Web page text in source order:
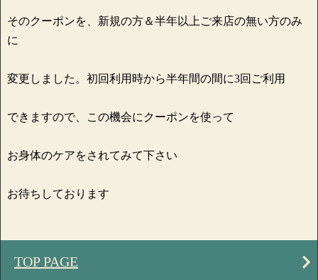
そのクーポンを、新規の方＆半年以上ご来店の無い方のみ
に
変更しました。初回利用時から半年間の間に3回ご利用
できますので、この機会にクーポンを使って
お身体のケアをされてみて下さい
お待ちしております
TOP PAGE